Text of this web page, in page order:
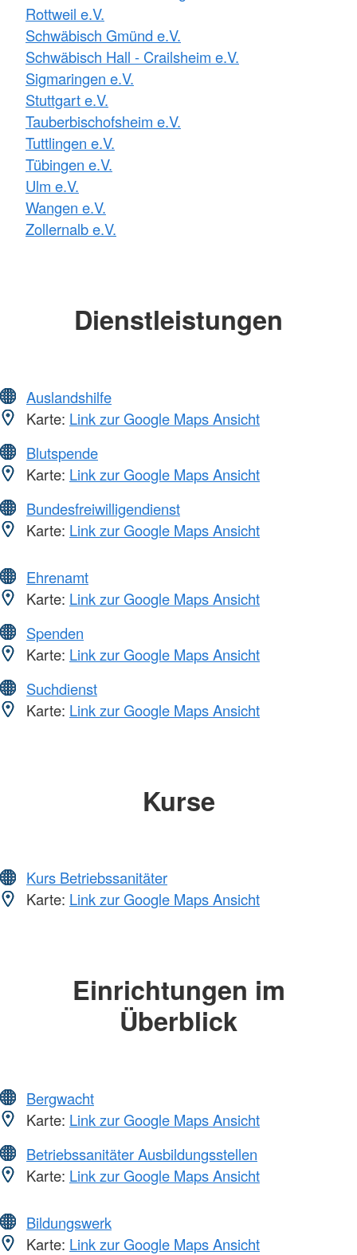
Rottweil e.V.
Schwäbisch Gmünd e.V.
Schwäbisch Hall - Crailsheim e.V.
Sigmaringen e.V.
Stuttgart e.V.
Tauberbischofsheim e.V.
Tuttlingen e.V.
Tübingen e.V.
Ulm e.V.
Wangen e.V.
Zollernalb e.V.
Dienstleistungen
Auslandshilfe
Karte: Link zur Google Maps Ansicht
Blutspende
Karte: Link zur Google Maps Ansicht
Bundesfreiwilligendienst
Karte: Link zur Google Maps Ansicht
Ehrenamt
Karte: Link zur Google Maps Ansicht
Spenden
Karte: Link zur Google Maps Ansicht
Suchdienst
Karte: Link zur Google Maps Ansicht
Kurse
Kurs Betriebssanitäter
Karte: Link zur Google Maps Ansicht
Einrichtungen im
Überblick
Bergwacht
Karte: Link zur Google Maps Ansicht
Betriebssanitäter Ausbildungsstellen
Karte: Link zur Google Maps Ansicht
Bildungswerk
Karte: Link zur Google Maps Ansicht